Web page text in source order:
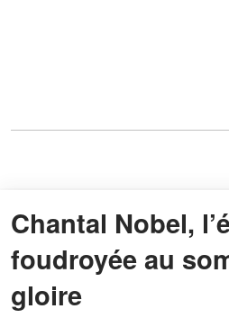
Chantal Nobel,
foudroyée au
gloire